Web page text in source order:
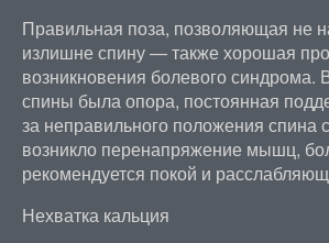
Правильная поза, позволяющая не
излишне спину — также хорошая
возникновения болевого синдрома.
спины была опора, постоянная
за неправильного положения спина
возникло перенапряжение мышц,
рекомендуется покой и
Нехватка кальция